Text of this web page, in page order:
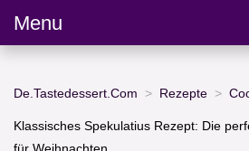
Menu
De.Tastedessert.Com Rezepte
Klassisches Spekulatius Rezept: Die
für Weihnachten